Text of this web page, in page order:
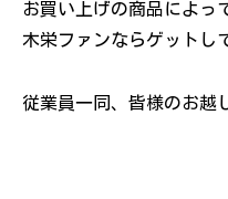
お買い上げの商品によっ
木栄ファンならゲットし
従業員一同、皆様のお越